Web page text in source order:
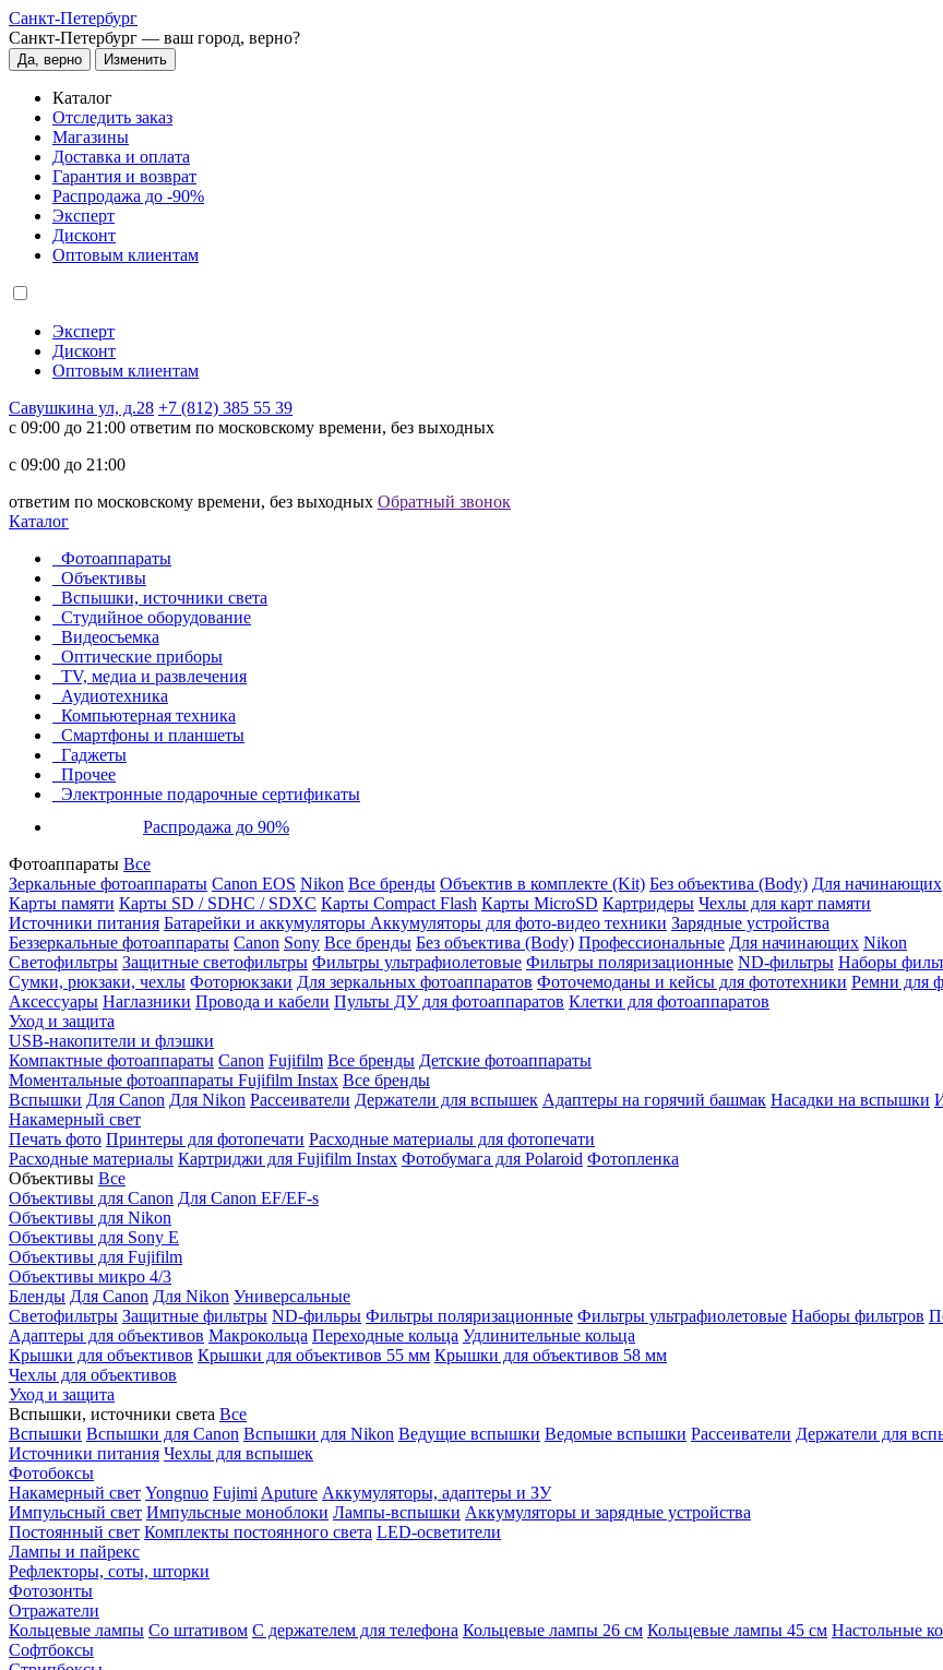
Санкт-Петербург
Санкт-Петербург — ваш город, верно?
Да, верно Изменить
Каталог
Отследить заказ
Магазины
Доставка и оплата
Гарантия и возврат
Распродажа до -90%
Эксперт
Дисконт
Оптовым клиентам
Эксперт
Дисконт
Оптовым клиентам
Савушкина ул, д.28 +7 (812) 385 55 39
c 09:00 до 21:00 ответим по московскому времени, без выходных
c 09:00 до 21:00
ответим по московскому времени, без выходных Обратный звонок
Каталог
Фотоаппараты
Объективы
Вспышки, источники света
Студийное оборудование
Видеосъемка
Оптические приборы
TV, медиа и развлечения
Аудиотехника
Компьютерная техника
Смартфоны и планшеты
Гаджеты
Прочее
Электронные подарочные сертификаты
Распродажа до 90%
Фотоаппараты Все
Зеркальные фотоаппараты Canon EOS Nikon Все бренды Объектив в комплекте (Kit) Без объектива (Body) Для начинающих
Карты памяти Карты SD / SDHC / SDXC Карты Compact Flash Карты MicroSD Картридеры Чехлы для карт памяти
Источники питания Батарейки и аккумуляторы Аккумуляторы для фото-видео техники Зарядные устройства
Беззеркальные фотоаппараты Canon Sony Все бренды Без объектива (Body) Профессиональные Для начинающих Nikon
Светофильтры Защитные светофильтры Фильтры ультрафиолетовые Фильтры поляризационные ND-фильтры Наборы
Сумки, рюкзаки, чехлы Фоторюкзаки Для зеркальных фотоаппаратов Фоточемоданы и кейсы для фототехники Ремни для
Аксессуары Наглазники Провода и кабели Пульты ДУ для фотоаппаратов Клетки для фотоаппаратов
Уход и защита
USB-накопители и флэшки
Компактные фотоаппараты Canon Fujifilm Все бренды Детские фотоаппараты
Моментальные фотоаппараты Fujifilm Instax Все бренды
Вспышки Для Canon Для Nikon Рассеиватели Держатели для вспышек Адаптеры на горячий башмак Насадки на вспышки
Накамерный свет
Печать фото Принтеры для фотопечати Расходные материалы для фотопечати
Расходные материалы Картриджи для Fujifilm Instax Фотобумага для Polaroid Фотопленка
Объективы Все
Объективы для Canon Для Canon EF/EF-s
Объективы для Nikon
Объективы для Sony E
Объективы для Fujifilm
Объективы микро 4/3
Бленды Для Canon Для Nikon Универсальные
Светофильтры Защитные фильтры ND-фильры Фильтры поляризационные Фильтры ультрафиолетовые Наборы фильтров
Адаптеры для объективов Макрокольца Переходные кольца Удлинительные кольца
Крышки для объективов Крышки для объективов 55 мм Крышки для объективов 58 мм
Чехлы для объективов
Уход и защита
Вспышки, источники света Все
Вспышки Вспышки для Canon Вспышки для Nikon Ведущие вспышки Ведомые вспышки Рассеиватели Держатели для
Источники питания Чехлы для вспышек
Фотобоксы
Накамерный свет Yongnuo Fujimi Aputure Аккумуляторы, адаптеры и ЗУ
Импульсный свет Импульсные моноблоки Лампы-вспышки Аккумуляторы и зарядные устройства
Постоянный свет Комплекты постоянного света LED-осветители
Лампы и пайрекс
Рефлекторы, соты, шторки
Фотозонты
Отражатели
Кольцевые лампы Со штативом С держателем для телефона Кольцевые лампы 26 см Кольцевые лампы 45 см Настольные
Софтбоксы